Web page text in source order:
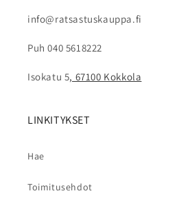
info@ratsastuskauppa.fi
Puh 040 5618222
Isokatu 5, 67100 Kokkola
LINKITYKSET
Hae
Toimitusehdot